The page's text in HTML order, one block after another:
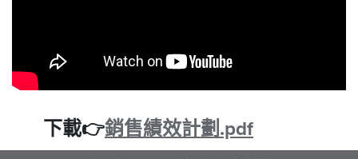
下載👉銷售績效計劃.pdf